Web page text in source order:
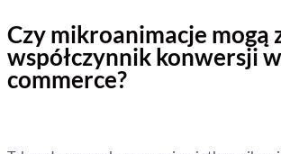
Czy mikroanimacje mogą
współczynnik konwersji
commerce?